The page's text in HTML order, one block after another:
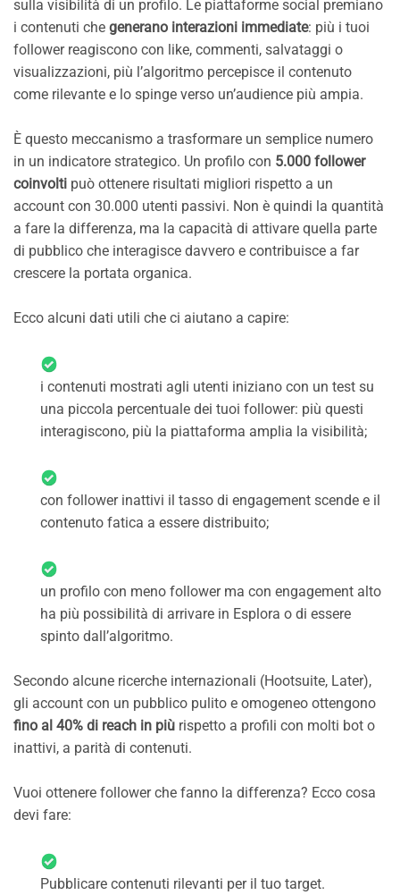
sulla visibilità di un profilo. Le piattaforme social premiano
i contenuti che generano interazioni immediate: più i tuoi
follower reagiscono con like, commenti, salvataggi o
visualizzazioni, più l’algoritmo percepisce il contenuto
come rilevante e lo spinge verso un’audience più ampia.
È questo meccanismo a trasformare un semplice numero
in un indicatore strategico. Un profilo con 5.000 follower
coinvolti può ottenere risultati migliori rispetto a un
account con 30.000 utenti passivi. Non è quindi la quantità
a fare la differenza, ma la capacità di attivare quella parte
di pubblico che interagisce davvero e contribuisce a far
crescere la portata organica.
Ecco alcuni dati utili che ci aiutano a capire:
i contenuti mostrati agli utenti iniziano con un test su
una piccola percentuale dei tuoi follower: più questi
interagiscono, più la piattaforma amplia la visibilità;
con follower inattivi il tasso di engagement scende e il
contenuto fatica a essere distribuito;
un profilo con meno follower ma con engagement alto
ha più possibilità di arrivare in Esplora o di essere
spinto dall’algoritmo.
Secondo alcune ricerche internazionali (Hootsuite, Later),
gli account con un pubblico pulito e omogeneo ottengono
fino al 40% di reach in più rispetto a profili con molti bot o
inattivi, a parità di contenuti.
Vuoi ottenere follower che fanno la differenza? Ecco cosa
devi fare:
Pubblicare contenuti rilevanti per il tuo target.